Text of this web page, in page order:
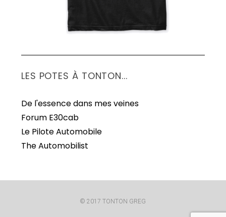
LES POTES À TONTON...
De l'essence dans mes veines
Forum E30cab
Le Pilote Automobile
The Automobilist
© 2017 TONTON GREG